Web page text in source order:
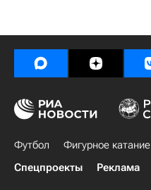
Футбол Фигурное катание
Спецпроекты
Реклама